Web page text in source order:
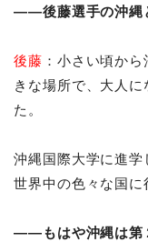
――後藤選手の沖縄
後藤 ：小さい頃か
きな場所で、大人
た。
沖縄国際大学に進学
世界中の色々な国
――もはや沖縄は第